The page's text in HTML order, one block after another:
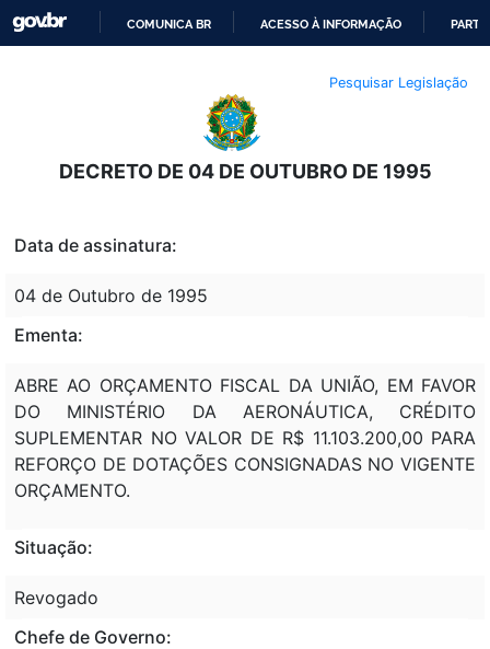
O
CONTEÚDO
COMUNICA BR ACESSO À INFORMAÇÃO
Pesquisar Legislação
DECRETO DE 04 DE OUTUBRO DE 1995
Data de assinatura:
04 de Outubro de 1995
Ementa:
ABRE AO ORÇAMENTO FISCAL DA UNIÃO, EM FAVOR
DO MINISTÉRIO DA AERONÁUTICA, CRÉDITO
SUPLEMENTAR NO VALOR DE R$ 11.103.200,00 PARA
REFORÇO DE DOTAÇÕES CONSIGNADAS NO VIGENTE
ORÇAMENTO.
Situação:
Revogado
Chefe de Governo: